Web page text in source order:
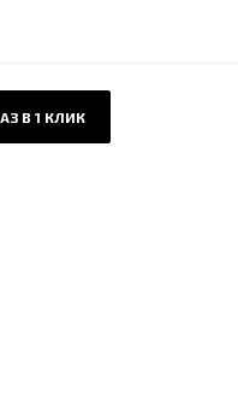
В 1 КЛИК